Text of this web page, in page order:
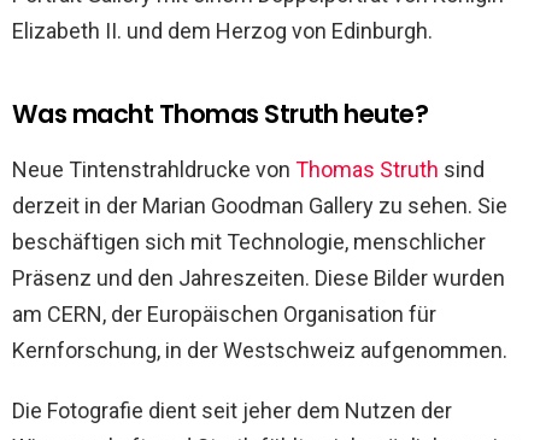
Elizabeth II. und dem Herzog von Edinburgh.
Was macht Thomas Struth heute?
Neue Tintenstrahldrucke von Thomas Struth sind
derzeit in der Marian Goodman Gallery zu sehen. Sie
beschäftigen sich mit Technologie, menschlicher
Präsenz und den Jahreszeiten. Diese Bilder wurden
am CERN, der Europäischen Organisation für
Kernforschung, in der Westschweiz aufgenommen.
Die Fotografie dient seit jeher dem Nutzen der